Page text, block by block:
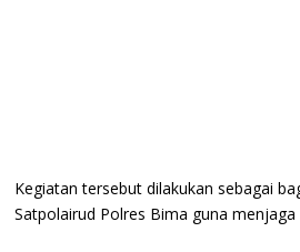
Kegiatan tersebut dilakukan sebagai
Satpolairud Polres Bima guna